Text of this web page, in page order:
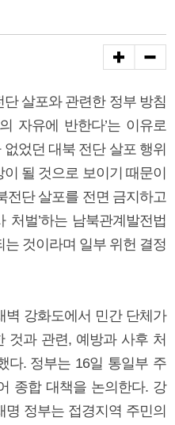
살포와 관련한 정부 방침
자유에 반한다’는 이유로
었던 대북 전단 살포 행위
될 것으로 보이기 때문이
전단 살포를 전면 금지하고
벌’하는 남북관계발전법
는 것이라며 일부 위헌 결정
벽 강화도에서 민간 단체가
것과 관련, 예방과 사후 처
다. 정부는 16일 통일부 주
종합 대책을 논의한다. 강
명 정부는 접경지역 주민의